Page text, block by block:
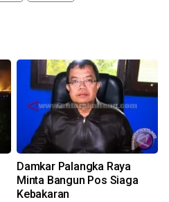
Damkar Palangka Raya
Minta Bangun Pos Siaga
Kebakaran